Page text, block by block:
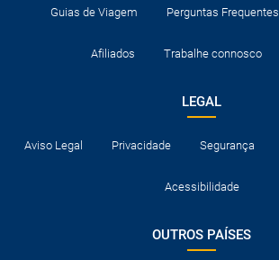
Guias de Viagem Perguntas Frequentes
Afiliados Trabalhe connosco
LEGAL
Aviso Legal Privacidade Segurança
Acessibilidade
OUTROS PAÍSES